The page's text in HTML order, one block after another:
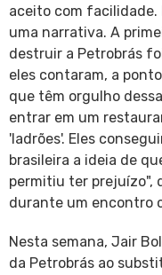
aceito com facilidade.
uma narrativa. A
destruir a Petrobrás
eles contaram, a
que têm orgulho
entrar em um
'ladrões'. Eles
brasileira a ideia de
permitiu ter prejuízo",
durante um encontro
Nesta semana, Jair
da Petrobrás ao